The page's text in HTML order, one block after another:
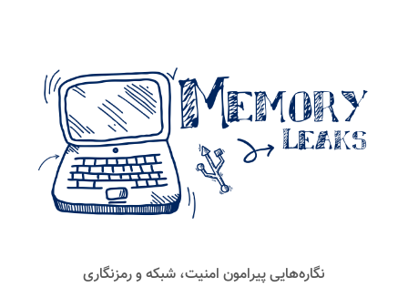
نگاره‌هایی پیرامون امنیت، شبکه و رمزنگاری